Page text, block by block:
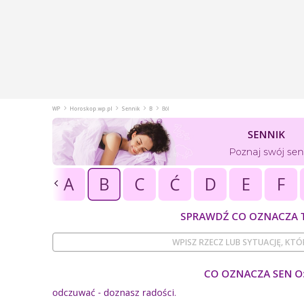
WP Horoskop.wp.pl Sennik B Ból
SENNIK
Poznaj swój sen
A B C Ć D E F
SPRAWDŹ CO OZNACZA
CO OZNACZA SEN
odczuwać - doznasz radości.